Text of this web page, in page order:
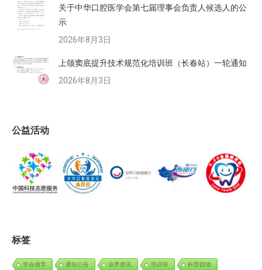
关于中华口腔医学会第七届理事会负责人候选人的公
示
2026年8月3日
上颌窦底提升技术规范化培训班（长春站）一轮通知
2026年8月3日
公益活动
标签
学会领导 通知公告 业界资讯 培训班 科普园地